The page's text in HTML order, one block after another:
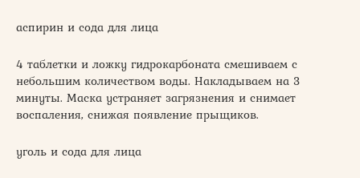
аспирин и сода для лица
4 таблетки и ложку гидрокарбоната смешиваем с
небольшим количеством воды. Накладываем на 3
минуты. Маска устраняет загрязнения и снимает
воспаления, снижая появление прыщиков.
уголь и сода для лица